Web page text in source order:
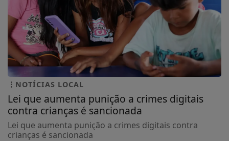
NOTÍCIAS LOCAL
Lei que aumenta punição a crimes digitais
contra crianças é sancionada
Lei que aumenta punição a crimes digitais contra
crianças é sancionada